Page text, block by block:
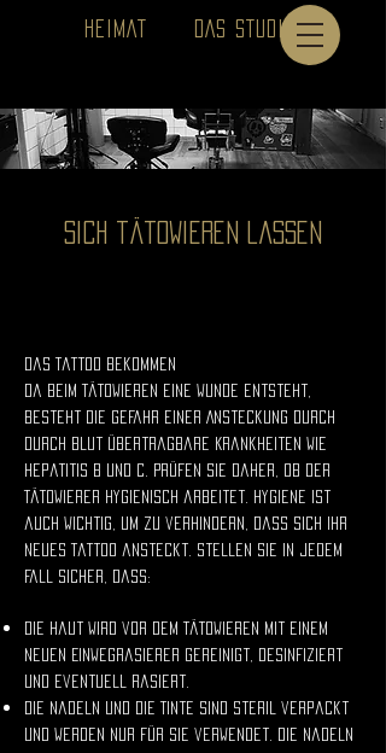
HEIMAT DAS STUDIO
Sich tätowieren lassen
Das Tattoo bekommen
Da beim Tätowieren eine Wunde entsteht,
besteht die Gefahr einer Ansteckung durch
durch Blut übertragbare Krankheiten wie
Hepatitis B und C. Prüfen Sie daher, ob der
Tätowierer hygienisch arbeitet. Hygiene ist
auch wichtig, um zu verhindern, dass sich Ihr
neues Tattoo ansteckt. Stellen Sie in jedem
Fall sicher, dass:
die Haut wird vor dem Tätowieren mit einem
neuen Einwegrasierer gereinigt, desinfiziert
und eventuell rasiert.
Die Nadeln und die Tinte sind steril verpackt
und werden nur für Sie verwendet. Die Nadeln